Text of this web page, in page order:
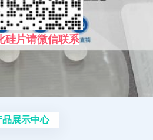
硅片请微信联系
品展示中心